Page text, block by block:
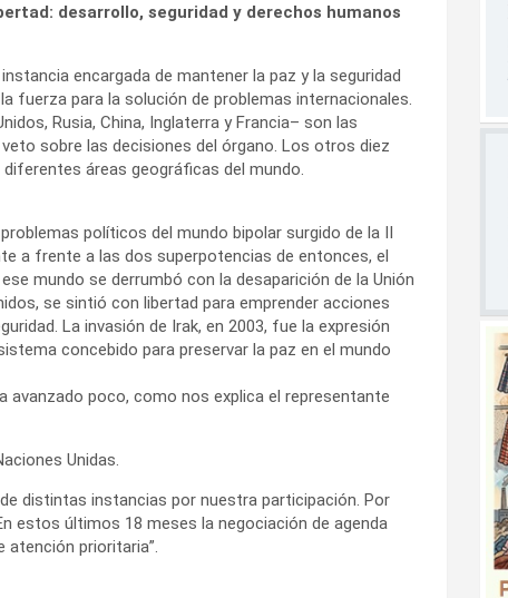
desarrollo, seguridad y derechos humanos
encargada de mantener la paz y la seguridad
fuerza para la solución de problemas internacionales.
Rusia, China, Inglaterra y Francia– son las
sobre las decisiones del órgano. Los otros diez
áreas geográficas del mundo.
políticos del mundo bipolar surgido de la II
a frente a las dos superpotencias de entonces, el
mundo se derrumbó con la desaparición de la Unión
se sintió con libertad para emprender acciones
La invasión de Irak, en 2003, fue la expresión
concebido para preservar la paz en el mundo
avanzado poco, como nos explica el representante
Unidas.
distintas instancias por nuestra participación. Por
estos últimos 18 meses la negociación de agenda
prioritaria”.